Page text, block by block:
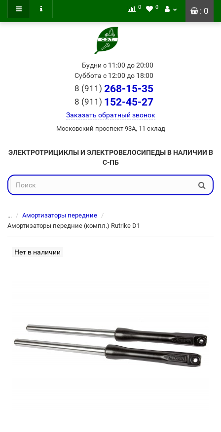
: 0
0 0
Будни с 11:00 до 20:00
Суббота с 12:00 до 18:00
8 (911) 268-15-35
8 (911) 152-45-27
Заказать обратный звонок
Московский проспект 93А, 11 склад
ЭЛЕКТРОТРИЦИКЛЫ И ЭЛЕКТРОВЕЛОСИПЕДЫ В НАЛИЧИИ В
С-ПБ
...
Амортизаторы передние
Амортизаторы передние (компл.) Rutrike D1
Нет в наличии